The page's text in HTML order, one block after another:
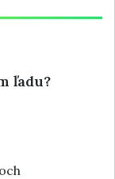
ľadu?